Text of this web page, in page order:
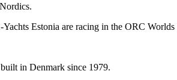
Estonia are racing in the ORC
in Denmark since 1979.